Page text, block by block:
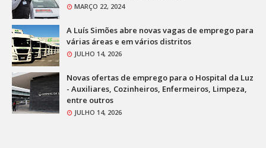
MARÇO 22, 2024
A Luís Simões abre novas vagas de emprego para
várias áreas e em vários distritos
JULHO 14, 2026
Novas ofertas de emprego para o Hospital da Luz
- Auxiliares, Cozinheiros, Enfermeiros, Limpeza,
entre outros
JULHO 14, 2026